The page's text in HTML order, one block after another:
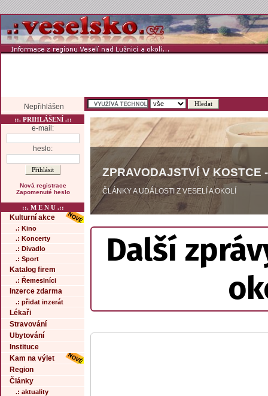
Nepřihlášen
::. PRIHLÁŠENÍ .::
e-mail:
heslo:
Nová registrace
Zapomenuté heslo
::. M E N U .::
Kulturní akce
.: Kino
.: Koncerty
.: Divadlo
.: Sport
Katalog firem
.: Řemeslníci
Inzerce zdarma
.: přidat inzerát
Lékaři
Stravování
Ubytování
Instituce
Kam na výlet
Region
Články
.: aktuality
ZPRAVODAJSTVÍ V KOSTCE
ČLÁNKY A UDÁLOSTI Z VESELÍ A OKOLÍ
Další